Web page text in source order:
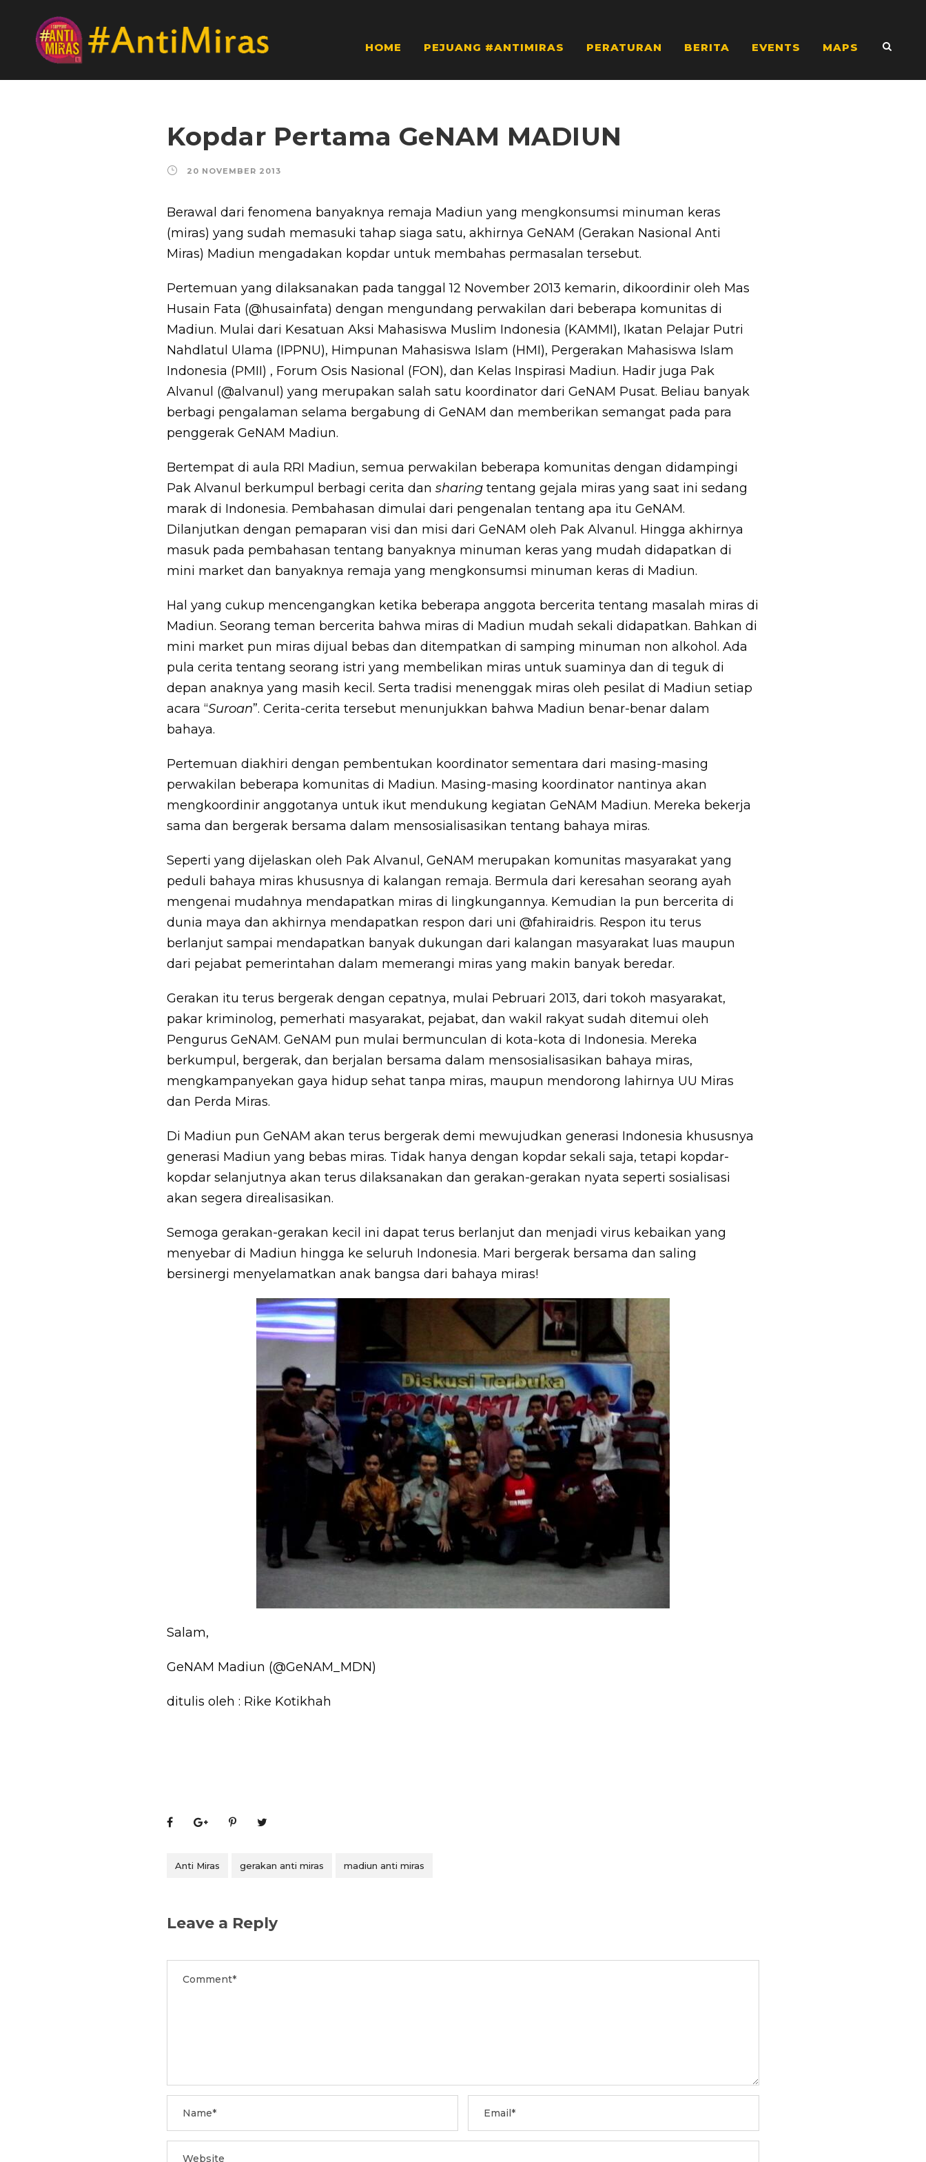
HOME PEJUANG #ANTIMIRAS PERATURAN BERITA EVENTS MAPS
Kopdar Pertama GeNAM MADIUN
20 NOVEMBER 2013
Berawal dari fenomena banyaknya remaja Madiun yang mengkonsumsi minuman keras
(miras) yang sudah memasuki tahap siaga satu, akhirnya GeNAM (Gerakan Nasional Anti
Miras) Madiun mengadakan kopdar untuk membahas permasalan tersebut.
Pertemuan yang dilaksanakan pada tanggal 12 November 2013 kemarin, dikoordinir oleh Mas
Husain Fata (@husainfata) dengan mengundang perwakilan dari beberapa komunitas di
Madiun. Mulai dari Kesatuan Aksi Mahasiswa Muslim Indonesia (KAMMI), Ikatan Pelajar Putri
Nahdlatul Ulama (IPPNU), Himpunan Mahasiswa Islam (HMI), Pergerakan Mahasiswa Islam
Indonesia (PMII) , Forum Osis Nasional (FON), dan Kelas Inspirasi Madiun. Hadir juga Pak
Alvanul (@alvanul) yang merupakan salah satu koordinator dari GeNAM Pusat. Beliau banyak
berbagi pengalaman selama bergabung di GeNAM dan memberikan semangat pada para
penggerak GeNAM Madiun.
Bertempat di aula RRI Madiun, semua perwakilan beberapa komunitas dengan didampingi
Pak Alvanul berkumpul berbagi cerita dan sharing tentang gejala miras yang saat ini sedang
marak di Indonesia. Pembahasan dimulai dari pengenalan tentang apa itu GeNAM.
Dilanjutkan dengan pemaparan visi dan misi dari GeNAM oleh Pak Alvanul. Hingga akhirnya
masuk pada pembahasan tentang banyaknya minuman keras yang mudah didapatkan di
mini market dan banyaknya remaja yang mengkonsumsi minuman keras di Madiun.
Hal yang cukup mencengangkan ketika beberapa anggota bercerita tentang masalah miras di
Madiun. Seorang teman bercerita bahwa miras di Madiun mudah sekali didapatkan. Bahkan di
mini market pun miras dijual bebas dan ditempatkan di samping minuman non alkohol. Ada
pula cerita tentang seorang istri yang membelikan miras untuk suaminya dan di teguk di
depan anaknya yang masih kecil. Serta tradisi menenggak miras oleh pesilat di Madiun setiap
acara “Suroan”. Cerita-cerita tersebut menunjukkan bahwa Madiun benar-benar dalam
bahaya.
Pertemuan diakhiri dengan pembentukan koordinator sementara dari masing-masing
perwakilan beberapa komunitas di Madiun. Masing-masing koordinator nantinya akan
mengkoordinir anggotanya untuk ikut mendukung kegiatan GeNAM Madiun. Mereka bekerja
sama dan bergerak bersama dalam mensosialisasikan tentang bahaya miras.
Seperti yang dijelaskan oleh Pak Alvanul, GeNAM merupakan komunitas masyarakat yang
peduli bahaya miras khususnya di kalangan remaja. Bermula dari keresahan seorang ayah
mengenai mudahnya mendapatkan miras di lingkungannya. Kemudian Ia pun bercerita di
dunia maya dan akhirnya mendapatkan respon dari uni @fahiraidris. Respon itu terus
berlanjut sampai mendapatkan banyak dukungan dari kalangan masyarakat luas maupun
dari pejabat pemerintahan dalam memerangi miras yang makin banyak beredar.
Gerakan itu terus bergerak dengan cepatnya, mulai Pebruari 2013, dari tokoh masyarakat,
pakar kriminolog, pemerhati masyarakat, pejabat, dan wakil rakyat sudah ditemui oleh
Pengurus GeNAM. GeNAM pun mulai bermunculan di kota-kota di Indonesia. Mereka
berkumpul, bergerak, dan berjalan bersama dalam mensosialisasikan bahaya miras,
mengkampanyekan gaya hidup sehat tanpa miras, maupun mendorong lahirnya UU Miras
dan Perda Miras.
Di Madiun pun GeNAM akan terus bergerak demi mewujudkan generasi Indonesia khususnya
generasi Madiun yang bebas miras. Tidak hanya dengan kopdar sekali saja, tetapi kopdar-
kopdar selanjutnya akan terus dilaksanakan dan gerakan-gerakan nyata seperti sosialisasi
akan segera direalisasikan.
Semoga gerakan-gerakan kecil ini dapat terus berlanjut dan menjadi virus kebaikan yang
menyebar di Madiun hingga ke seluruh Indonesia. Mari bergerak bersama dan saling
bersinergi menyelamatkan anak bangsa dari bahaya miras!
Salam,
GeNAM Madiun (@GeNAM_MDN)
ditulis oleh : Rike Kotikhah
Anti Miras gerakan anti miras madiun anti miras
Leave a Reply